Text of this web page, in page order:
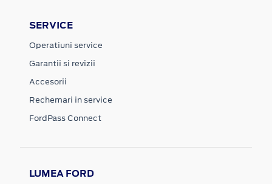
SERVICE
Operatiuni service
Garantii si revizii
Accesorii
Rechemari in service
FordPass Connect
LUMEA FORD